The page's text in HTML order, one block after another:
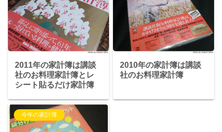
2011年の家計簿は講談
社のお料理家計簿とレ
シート貼るだけ家計簿
2010年の家計簿は講談
社のお料理家計簿
今年の家計簿